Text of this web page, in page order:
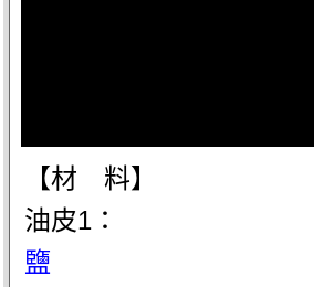
【材 料】
油皮1：
鹽